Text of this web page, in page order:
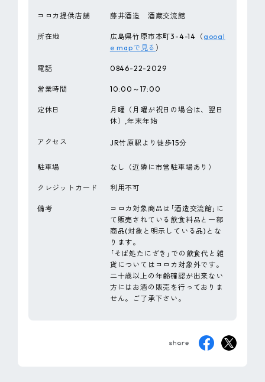
コロカ提供店舗 藤井酒造 酒蔵交流館
所在地 広島県竹原市本町3-4-14（ googl
e mapで見る ）
電話 0846-22-2029
営業時間 10:00～17:00
定休日
月曜（月曜が祝日の場合は、翌日
休）,年末年始
アクセス JR竹原駅より徒歩15分
駐車場 なし（近隣に市営駐車場あり）
クレジットカード 利用不可
備考
コロカ対象商品は｢酒造交流館｣に
て販売されている飲食料品と一部
商品(対象と明示している品)とな
ります。
｢そば処たにざき｣での飲食代と雑
貨についてはコロカ対象外です。
二十歳以上の年齢確認が出来ない
方にはお酒の販売を行っておりま
せん。ご了承下さい。